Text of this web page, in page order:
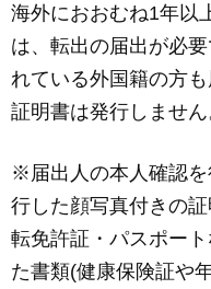
c
e
b
o
o
k
ail
e
n
g
海外におおむね1年以
は、転出の届出が必
れている外国籍の方
証明書は発行しません
※届出人の本人確認
行した顔写真付きの
転免許証・パスポー
た書類(健康保険証や